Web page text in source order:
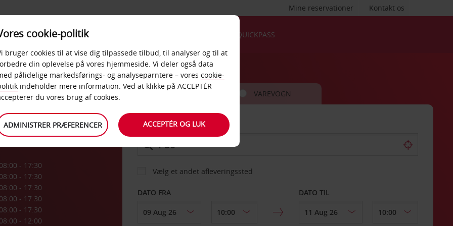
Kontakt os
Mine reservationer
PRODUKTER &
KONTORER
QUICKPASS
- 17:30
- 17:30
- 17:30
- 17:30
- 17:30
- 12:00
BIL VAREVOGN
AFHENT FRA
Vælg et andet afleveringssted
DATO FRA DATO TIL
cookie-politik
bruger cookies til at vise dig tilpassede tilbud, til analyser og til at
din oplevelse på vores hjemmeside. Vi deler også data
pålidelige markedsførings- og analyseparntere – vores cookie-
indeholder mere information. Ved at klikke på ACCEPTÉR
du vores brug af cookies.
ADMINISTRER PRÆFERENCER ACCEPTÉR OG LUK